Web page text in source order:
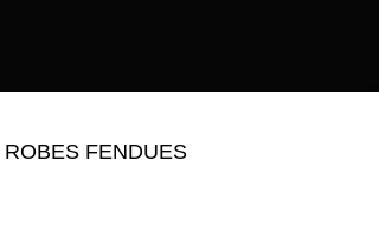
ROBES FENDUES